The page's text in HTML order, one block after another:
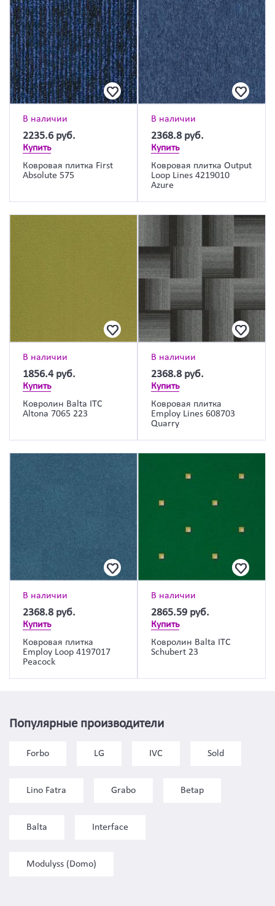
В наличии
2235.6 руб.
Купить
Ковровая плитка First
Absolute 575
В наличии
2368.8 руб.
Купить
Ковровая плитка Output
Loop Lines 4219010
Azure
В наличии
1856.4 руб.
Купить
Ковролин Balta ITC
Altona 7065 223
В наличии
2368.8 руб.
Купить
Ковровая плитка
Employ Lines 608703
Quarry
В наличии
2368.8 руб.
Купить
Ковровая плитка
Employ Loop 4197017
Peacock
В наличии
2865.59 руб.
Купить
Ковролин Balta ITC
Schubert 23
Популярные производители
Forbo LG IVC Sold
Lino Fatra Grabo Betap
Balta Interface
Modulyss (Domo)